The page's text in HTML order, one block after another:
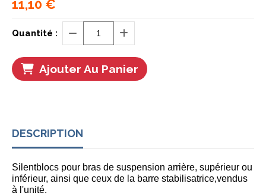
11,10 €
Quantité :
Ajouter Au Panier
DESCRIPTION
Silentblocs pour bras de suspension arrière, supérieur ou
inférieur, ainsi que ceux de la barre stabilisatrice,vendus
à l'unité.